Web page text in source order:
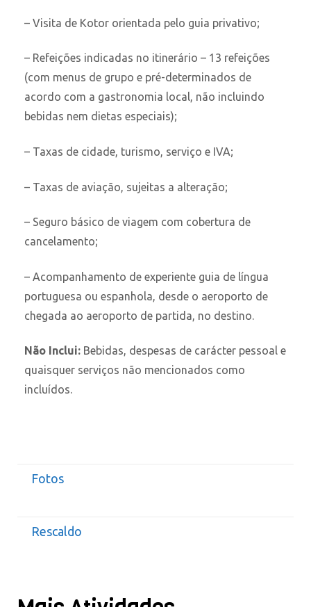
– Visita de Kotor orientada pelo guia privativo;
– Refeições indicadas no itinerário – 13 refeições
(com menus de grupo e pré-determinados de
acordo com a gastronomia local, não incluindo
bebidas nem dietas especiais);
– Taxas de cidade, turismo, serviço e IVA;
– Taxas de aviação, sujeitas a alteração;
– Seguro básico de viagem com cobertura de
cancelamento;
– Acompanhamento de experiente guia de língua
portuguesa ou espanhola, desde o aeroporto de
chegada ao aeroporto de partida, no destino.
Não Inclui: Bebidas, despesas de carácter pessoal e
quaisquer serviços não mencionados como
incluídos.
Fotos
Rescaldo